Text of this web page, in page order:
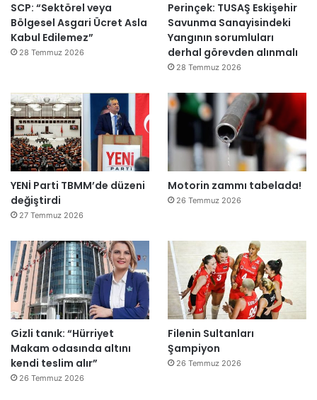
SCP: “Sektörel veya
Bölgesel Asgari Ücret Asla
Kabul Edilemez”
28 Temmuz 2026
Perinçek: TUSAŞ Eskişehir
Savunma Sanayisindeki
Yangının sorumluları
derhal görevden alınmalı
28 Temmuz 2026
YENİ Parti TBMM’de düzeni
değiştirdi
27 Temmuz 2026
Motorin zammı tabelada!
26 Temmuz 2026
Gizli tanık: “Hürriyet
Makam odasında altını
kendi teslim alır”
26 Temmuz 2026
Filenin Sultanları
Şampiyon
26 Temmuz 2026